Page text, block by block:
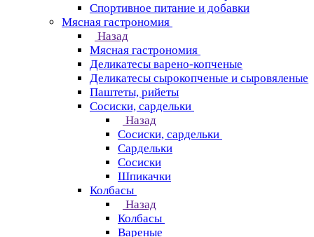
Спортивное питание и добавки
Мясная гастрономия
Назад
Мясная гастрономия
Деликатесы варено-копченые
Деликатесы сырокопченые и сыровяленые
Паштеты, рийеты
Сосиски, сардельки
Назад
Сосиски, сардельки
Сардельки
Сосиски
Шпикачки
Колбасы
Назад
Колбасы
Вареные